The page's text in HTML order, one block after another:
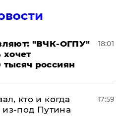
"ВЧК-ОГПУ"
хочет
россиян
18:01
кто и когда
из-под Путина
17:59